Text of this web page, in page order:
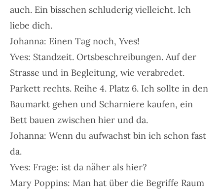
auch. Ein bisschen schluderig vielleicht. Ich
liebe dich.
Johanna: Einen Tag noch, Yves!
Yves: Standzeit. Ortsbeschreibungen. Auf der
Strasse und in Begleitung, wie verabredet.
Parkett rechts. Reihe 4. Platz 6. Ich sollte in den
Baumarkt gehen und Scharniere kaufen, ein
Bett bauen zwischen hier und da.
Johanna: Wenn du aufwachst bin ich schon fast
da.
Yves: Frage: ist da näher als hier?
Mary Poppins: Man hat über die Begriffe Raum